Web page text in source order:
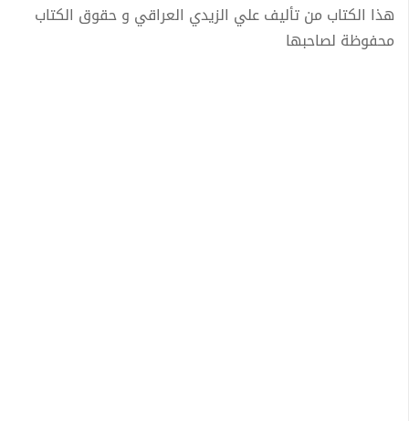
هذا الكتاب من تأليف علي الزيدي العراقي و حقوق الكتاب
محفوظة لصاحبها